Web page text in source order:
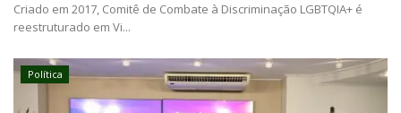
Criado em 2017, Comitê de Combate à Discriminação LGBTQIA+ é
reestruturado em Vi...
Política